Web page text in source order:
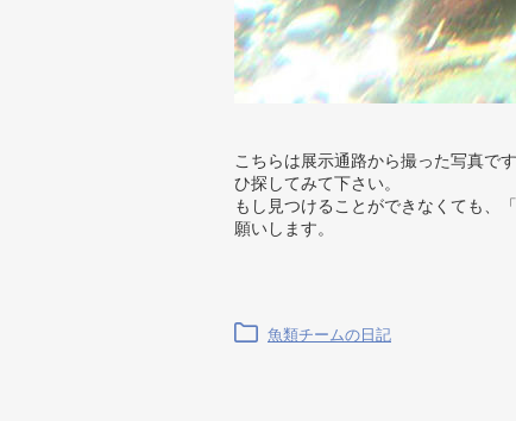
こちらは展示通路から撮った写真で
ひ探してみて下さい。
もし見つけることができなくても、
願いします。
魚類チームの日記